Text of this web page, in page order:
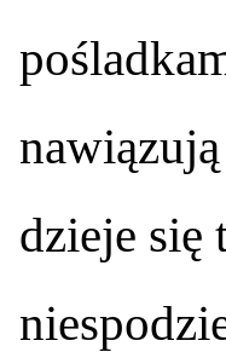
dzieje się